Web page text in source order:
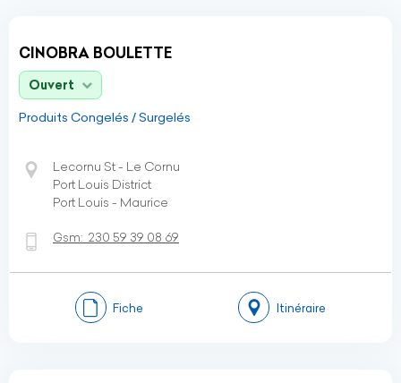
CINOBRA BOULETTE
Ouvert
Produits Congelés / Surgelés
Lecornu St - Le Cornu
Port Louis District
Port Louis - Maurice
Gsm: 230 59 39 08 69
Fiche Itinéraire